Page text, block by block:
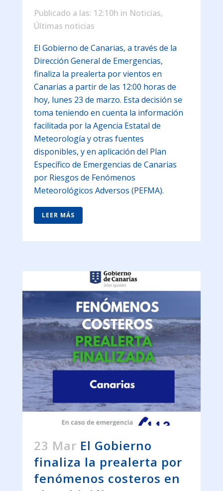
Publicado a las: 12:10h in Noticias,
Últimas noticias
El Gobierno de Canarias, a través de la
Dirección General de Emergencias,
finaliza la prealerta por vientos en
Canarias a partir de las 12:00 horas de
hoy, lunes 23 de marzo. Esta decisión se
toma teniendo en cuenta la información
facilitada por la Agencia Estatal de
Meteorología y otras fuentes
disponibles, y en aplicación del Plan
Específico de Emergencias de Canarias
por Riesgos de Fenómenos
Meteorológicos Adversos (PEFMA).
LEER MÁS
23 Mar El Gobierno
finaliza la prealerta por
fenómenos costeros en